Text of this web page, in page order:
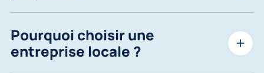
Pourquoi choisir une
entreprise locale ?